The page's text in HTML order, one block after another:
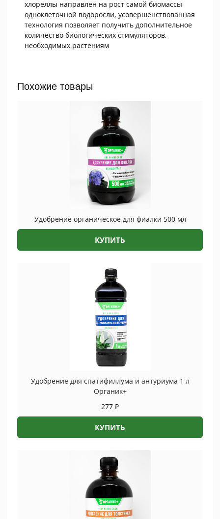
хлореллы направлен на рост самой биомассы
одноклеточной водоросли, усовершенствованная
технология позволяет получить дополнительное
количество биологических стимуляторов,
необходимых растениям
Похожие товары
Удобрение органическое для фиалки 500 мл
КУПИТЬ
Удобрение для спатифиллума и антуриума 1 л
Органик+
277 ₽
КУПИТЬ